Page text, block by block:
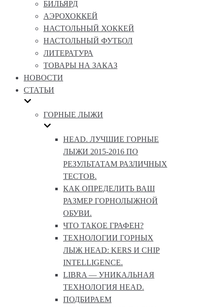
БИЛЬЯРД
АЭРОХОККЕЙ
НАСТОЛЬНЫЙ ХОККЕЙ
НАСТОЛЬНЫЙ ФУТБОЛ
ЛИТЕРАТУРА
ТОВАРЫ НА ЗАКАЗ
НОВОСТИ
СТАТЬИ
ГОРНЫЕ ЛЫЖИ
HEAD. ЛУЧШИЕ ГОРНЫЕ
ЛЫЖИ 2015-2016 ПО
РЕЗУЛЬТАТАМ РАЗЛИЧНЫХ
ТЕСТОВ.
КАК ОПРЕДЕЛИТЬ ВАШ
РАЗМЕР ГОРНОЛЫЖНОЙ
ОБУВИ.
ЧТО ТАКОЕ ГРАФЕН?
ТЕХНОЛОГИИ ГОРНЫХ
ЛЫЖ HEAD: KERS И CHIP
INTELLIGENCE.
LIBRA — УНИКАЛЬНАЯ
ТЕХНОЛОГИЯ HEAD.
ПОДБИРАЕМ